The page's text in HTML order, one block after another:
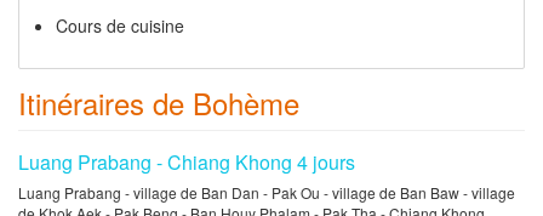
Cours de cuisine
Itinéraires de Bohème
Luang Prabang - Chiang Khong 4 jours
Luang Prabang - village de Ban Dan - Pak Ou - village de Ban Baw - village